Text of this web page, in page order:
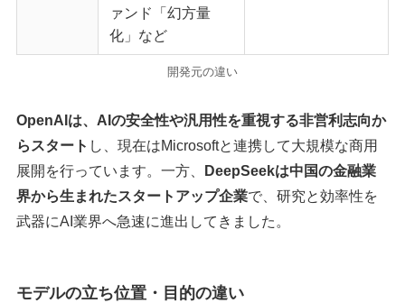
ァンド「幻方量
化」など
開発元の違い
OpenAIは、AIの安全性や汎用性を重視する非営利志向か
らスタート し、現在はMicrosoftと連携して大規模な商用
展開を行っています。一方、
DeepSeekは中国の金融業
界から生まれたスタートアップ企業で、研究と効率性を
武器にAI業界へ急速に進出してきました。
モデルの立ち位置・目的の違い